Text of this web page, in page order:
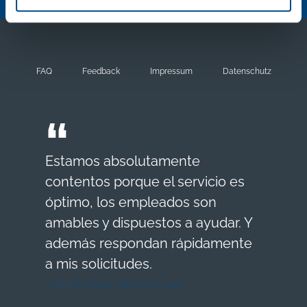
FAQ Feedback Impressum Datenschutz
Estamos absolutamente
contentos porque el servicio es
óptimo, los empleados son
amables y dispuestos a ayudar. Y
además respondan rápidamente
a mis solicitudes.
el 17 de octubre , Stefano de Capri